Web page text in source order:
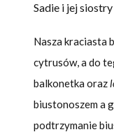
Sadie i jej siostry
Nasza kraciasta
cytrusów, a do
balkonetka oraz
biustonoszem a
podtrzymanie